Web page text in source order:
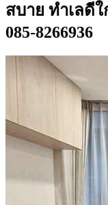
สบาย ทำเลดี
085-8266936